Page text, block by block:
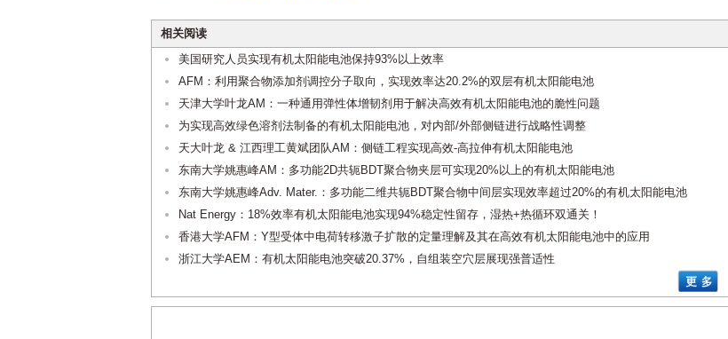
相关阅读
美国研究人员实现有机太阳能电池保持93%以上效率
AFM：利用聚合物添加剂调控分子取向，实现效率达20.2%的双层有机太阳能电池
天津大学叶龙AM：一种通用弹性体增韧剂用于解决高效有机太阳能电池的脆性问题
为实现高效绿色溶剂法制备的有机太阳能电池，对内部/外部侧链进行战略性调整
天大叶龙 & 江西理工黄斌团队AM：侧链工程实现高效-高拉伸有机太阳能电池
东南大学姚惠峰AM：多功能2D共轭BDT聚合物夹层可实现20%以上的有机太阳能电池
东南大学姚惠峰Adv. Mater.：多功能二维共轭BDT聚合物中间层实现效率超过20%的有机太阳能电池
Nat Energy：18%效率有机太阳能电池实现94%稳定性留存，湿热+热循环双通关！
香港大学AFM：Y型受体中电荷转移激子扩散的定量理解及其在高效有机太阳能电池中的应用
浙江大学AEM：有机太阳能电池突破20.37%，自组装空穴层展现强普适性